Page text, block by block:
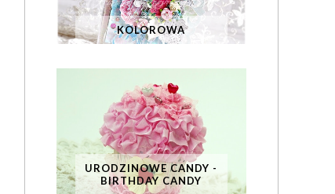
KOLOROWA
URODZINOWE CANDY -
BIRTHDAY CANDY